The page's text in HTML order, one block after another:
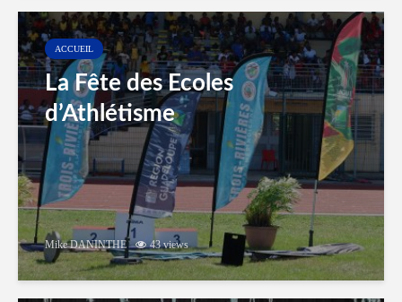
ACCUEIL
La Fête des Ecoles
d’Athlétisme
Mike DANINTHE 43 views